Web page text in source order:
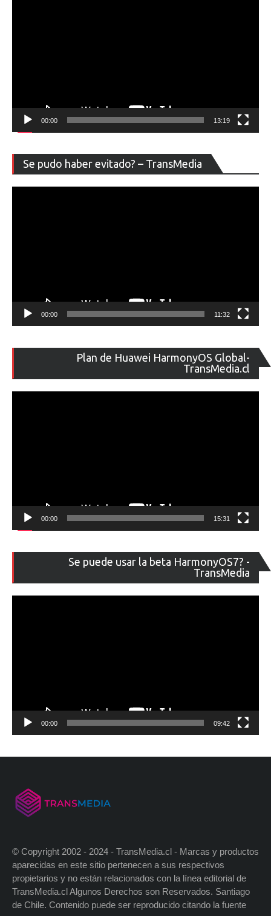
00:00 13:19
Se pudo haber evitado? – TransMedia
de
00:00 11:32
Plan de Huawei HarmonyOS Global-
TransMedia.cl
de
00:00 15:31
Se puede usar la beta HarmonyOS7? -
TransMedia
de
00:00 09:42
© Copyright 2002 - 2024 - TransMedia.cl - Marcas y productos
aparecidas en este sitio pertenecen a sus respectivos
propietarios y no están relacionados con la línea editorial de
TransMedia.cl Algunos Derechos son Reservados. Santiago
de Chile. Contenido puede ser reproducido citando la fuente